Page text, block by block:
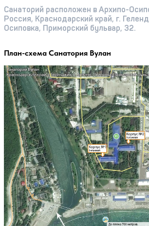
Санаторий расположен в Архипо-
Россия, Краснодарский край, г.
Осиповка, Приморский бульвар, 32.
План-схема Санатория Вулан